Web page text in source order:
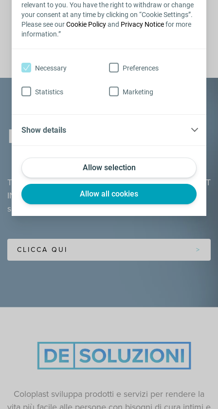
relevant to you. You have the right to withdraw or change
your consent at any time by clicking on “Cookie Settings”.
Please see ourCookie Policyand Privacy Noticefor more
information.”
Allow selection
Allow all cookies
Necessary Preferences
Statistics Marketing
Show details
KIT INFORMATIVO
Tutto quello che devi sapere sulla DE. Ricevi il tuo KIT
INFORMATIVO GRATUITO con i nostri consigli per
superare la disfunzione erettile.
CLICCA QUI
Coloplast sviluppa prodotti e servizi per rendere la